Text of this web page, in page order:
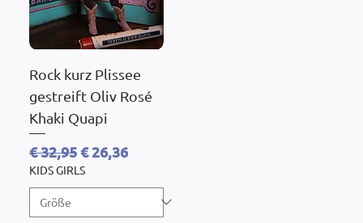
Rock kurz Plissee
gestreift Oliv Rosé
Khaki Quapi
Standardpreis
€ 32,95Sale-Preis
€ 26,36
KIDS GIRLS